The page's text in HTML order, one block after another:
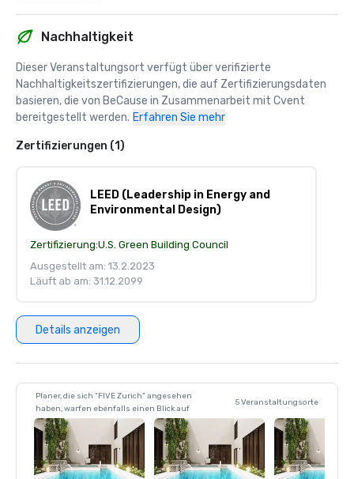
Nachhaltigkeit
Dieser Veranstaltungsort verfügt über verifizierte
Nachhaltigkeitszertifizierungen, die auf Zertifizierungsdaten
basieren, die von BeCause in Zusammenarbeit mit Cvent
bereitgestellt werden. Erfahren Sie mehr
Zertifizierungen (1)
LEED (Leadership in Energy and
Environmental Design)
Zertifizierung:U.S. Green Building Council
Ausgestellt am: 13.2.2023
Läuft ab am: 31.12.2099
Details anzeigen
Planer, die sich "FIVE Zurich" angesehen
haben, warfen ebenfalls einen Blick auf
5 Veranstaltungsorte